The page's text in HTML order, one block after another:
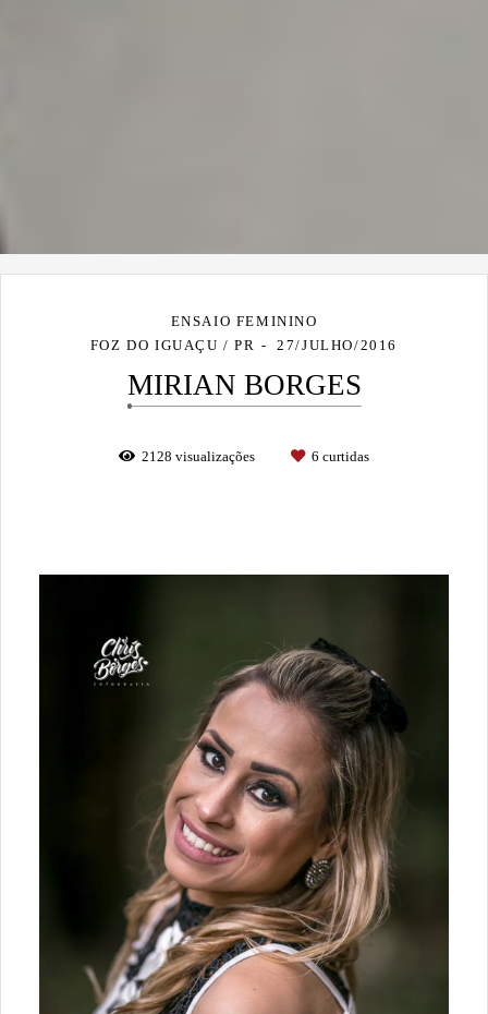
ENSAIO FEMININO
FOZ DO IGUAÇU / PR
27/JULHO/2016
MIRIAN BORGES
2128 visualizações 6 curtidas